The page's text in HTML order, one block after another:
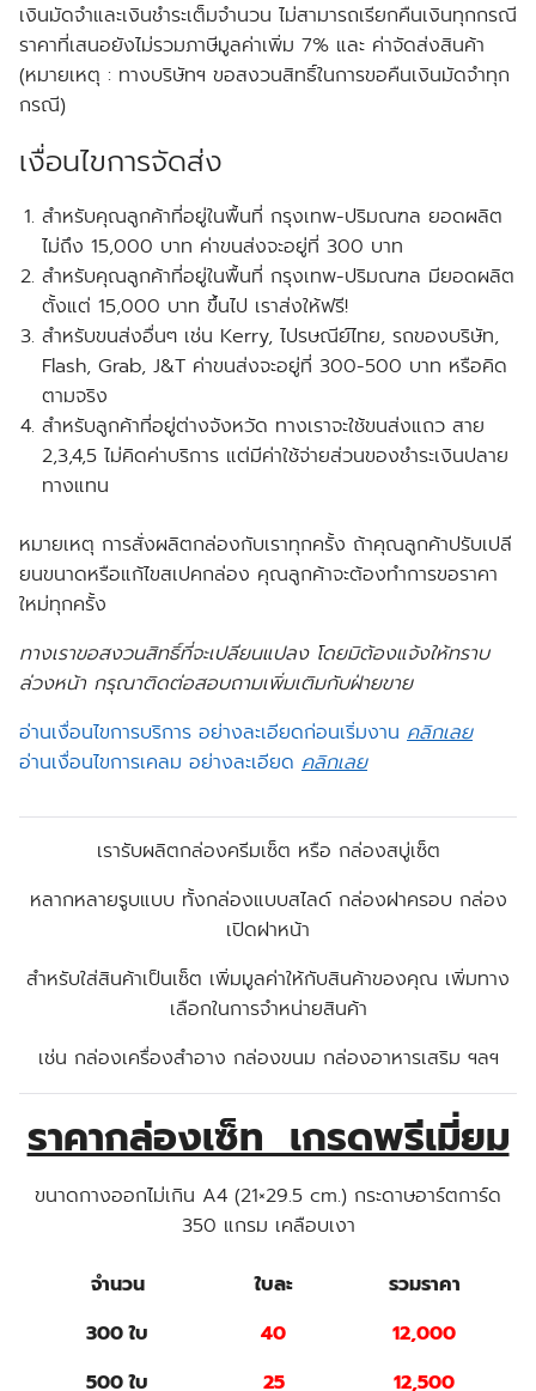
เงินมัดจำและเงินชำระเต็มจำนวน ไม่สามารถเรียกคืนเงินทุกกรณี
ราคาที่เสนอยังไม่รวมภาษีมูลค่าเพิ่ม 7% และ ค่าจัดส่งสินค้า
(หมายเหตุ : ทางบริษัทฯ ขอสงวนสิทธิ์ในการขอคืนเงินมัดจำทุก
กรณี)
เงื่อนไขการจัดส่ง
สำหรับคุณลูกค้าที่อยู่ในพื้นที่ กรุงเทพ-ปริมณฑลยอดผลิต
ไม่ถึง 15,000 บาท ค่าขนส่งจะอยู่ที่ 300 บาท
สำหรับคุณลูกค้าที่อยู่ในพื้นที่ กรุงเทพ-ปริมณฑล มียอดผลิต
ตั้งแต่ 15,000 บาท ขึ้นไป เราส่งให้ฟรี!
สำหรับขนส่งอื่นๆ เช่น Kerry, ไปรษณีย์ไทย, รถของบริษัท,
Flash, Grab, J&T ค่าขนส่งจะอยู่ที่ 300-500 บาท หรือคิด
ตามจริง
สำหรับลูกค้าที่อยู่ต่างจังหวัด ทางเราจะใช้ขนส่งแถว สาย
2,3,4,5 ไม่คิดค่าบริการ แต่มีค่าใช้จ่ายส่วนของชำระเงินปลาย
ทางแทน
หมายเหตุ การสั่งผลิตกล่องกับเราทุกครั้ง ถ้าคุณลูกค้าปรับเปลี
ยนขนาดหรือแก้ไขสเปคกล่อง คุณลูกค้าจะต้องทำการขอราคา
ใหม่ทุกครั้ง
ทางเราขอสงวนสิทธิ์ที่จะเปลียนแปลง โดยมิต้องแจ้งให้ทราบ
ล่วงหน้า กรุณาติดต่อสอบถามเพิ่มเติมกับฝ่ายขาย
อ่านเงื่อนไขการบริการ อย่างละเอียดก่อนเริ่มงาน คลิกเลย
อ่านเงื่อนไขการเคลม อย่างละเอียด คลิกเลย
เรารับผลิตกล่องครีมเซ็ต หรือ กล่องสบู่เซ็ต
หลากหลายรูบแบบ ทั้งกล่องแบบสไลด์ กล่องฝาครอบ กล่อง
เปิดฝาหน้า
สำหรับใส่สินค้าเป็นเซ็ต เพิ่มมูลค่าให้กับสินค้าของคุณ เพิ่มทาง
เลือกในการจำหน่ายสินค้า
เช่น กล่องเครื่องสำอาง กล่องขนม กล่องอาหารเสริม ฯลฯ
ราคากล่องเซ็ท เกรดพรีเมี่ยม
ขนาดกางออกไม่เกิน A4 (21×29.5 cm.) กระดาษอาร์ตการ์ด
350 แกรม เคลือบเงา
จำนวน ใบละ
รวมราคา
300 ใบ
40
12,000
500 ใบ
25 12,500